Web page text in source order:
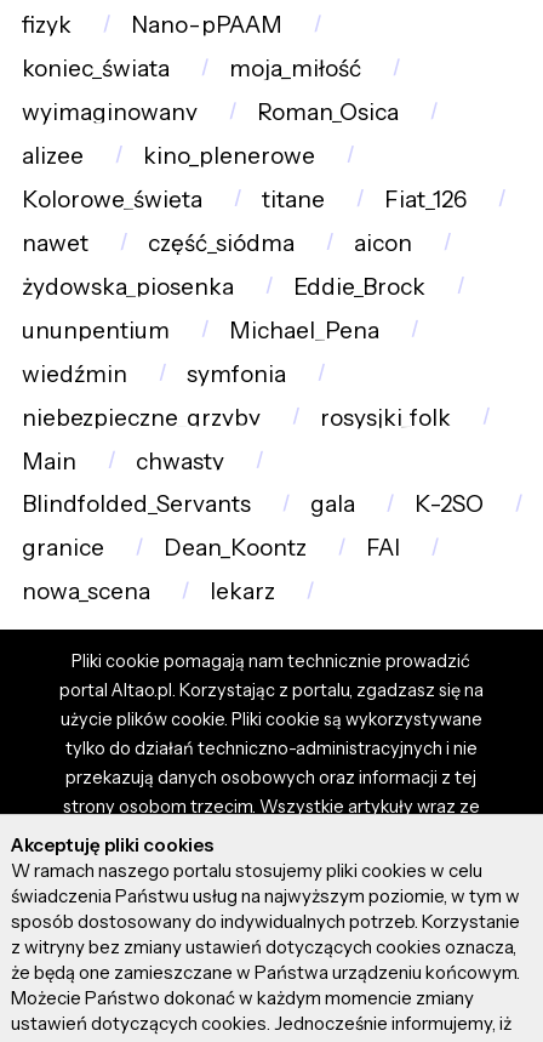
fizyk
Nano-pPAAM
koniec_świata
moja_miłość
wyimaginowany
Roman_Osica
alizee
kino_plenerowe
Kolorowe_święta
titane
Fiat_126
nawet
część_siódma
aicon
żydowska_piosenka
Eddie_Brock
ununpentium
Michael_Pena
wiedźmin
symfonia
niebezpieczne_grzyby
rosysjki_folk
Main
chwasty
Blindfolded_Servants
gala
K-2SO
granice
Dean_Koontz
FAI
nowa_scena
lekarz
Pliki cookie pomagają nam technicznie prowadzić
portal Altao.pl. Korzystając z portalu, zgadzasz się na
użycie plików cookie. Pliki cookie są wykorzystywane
tylko do działań techniczno-administracyjnych i nie
przekazują danych osobowych oraz informacji z tej
strony osobom trzecim. Wszystkie artykuły wraz ze
zdjęciami i materiałami dostępnymi na portalu są
własnością użytkowników. Administrator i właściciel
portalu nie ponosi odpowiedzialności za tresci
prezentowane przez autorów artykułów. Dodając
artykuł, zgadzasz się z regulaminem portalu oraz
ponosisz odpowiedzialność za wszystkie materiały
umieszczone przez Ciebie na stronie altao.pl.
Akceptuję pliki cookies
W ramach naszego portalu stosujemy pliki cookies w celu
świadczenia Państwu usług na najwyższym poziomie, w tym w
sposób dostosowany do indywidualnych potrzeb. Korzystanie
z witryny bez zmiany ustawień dotyczących cookies oznacza,
że będą one zamieszczane w Państwa urządzeniu końcowym.
Możecie Państwo dokonać w każdym momencie zmiany
ustawień dotyczących cookies. Jednocześnie informujemy, iż